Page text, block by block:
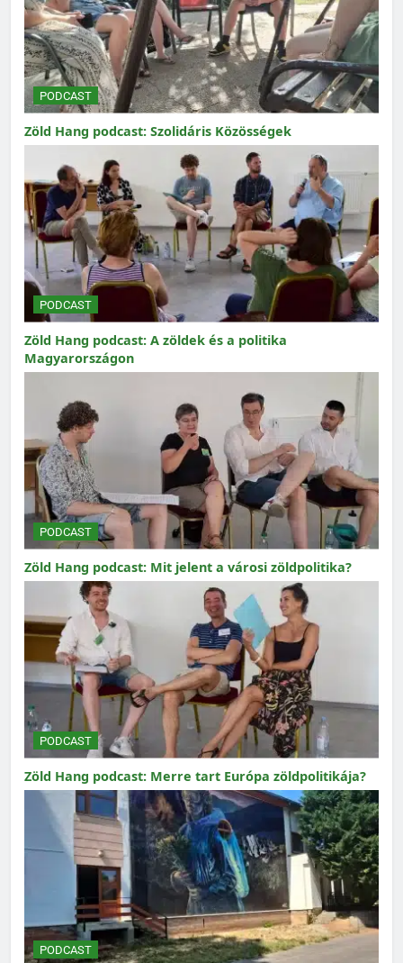
PODCAST
Zöld Hang podcast: Szolidáris Közösségek
PODCAST
Zöld Hang podcast: A zöldek és a politika
Magyarországon
PODCAST
Zöld Hang podcast: Mit jelent a városi zöldpolitika?
PODCAST
Zöld Hang podcast: Merre tart Európa zöldpolitikája?
PODCAST